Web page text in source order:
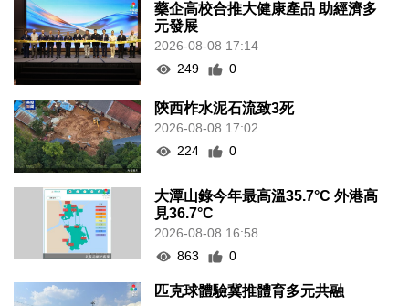
藥企高校合推大健康產品 助經濟多
元發展
2026-08-08 17:14
249
0
陝西柞水泥石流致3死
2026-08-08 17:02
224
0
大潭山錄今年最高溫35.7°C 外港高
見36.7°C
2026-08-08 16:58
863
0
匹克球體驗冀推體育多元共融